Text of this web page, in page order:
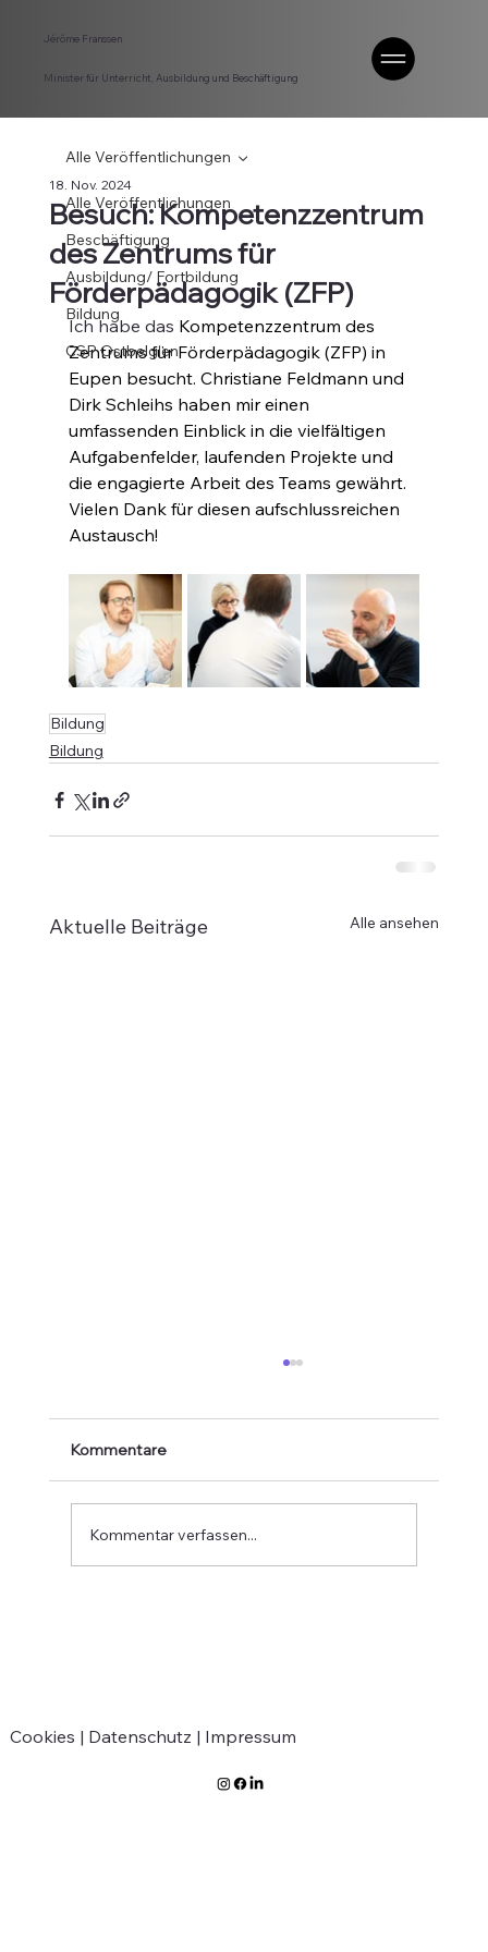
Minister für Unterricht, Ausbildung und Beschäftigung
Jérôme Franssen
Alle Veröffentlichungen
Beschäftigung
Ausbildung/ Fortbildung
Bildung
CSP Ostbelgien
Alle Veröffentlichungen
Besuch: Kompetenzzentrum
des Zentrums für
Förderpädagogik (ZFP)
18. Nov. 2024
Ich habe das Kompetenzzentrum des
Zentrums für Förderpädagogik (ZFP) in
Eupen besucht. Christiane Feldmann und
Dirk Schleihs haben mir einen
umfassenden Einblick in die vielfältigen
Aufgabenfelder, laufenden Projekte und
die engagierte Arbeit des Teams gewährt.
Vielen Dank für diesen aufschlussreichen
Austausch!
Bildung
Bildung
Aktuelle Beiträge Alle ansehen
Kommentare
Kommentar verfassen...
Cookies | Datenschutz | Impressum